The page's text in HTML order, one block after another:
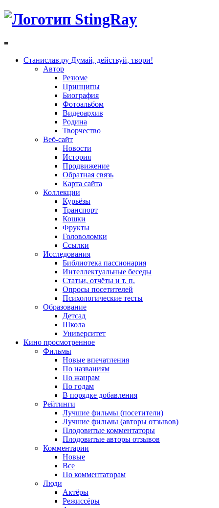
≡
Станислав.ру Думай, действуй, твори!
Автор
Резюме
Принципы
Биография
Фотоальбом
Видеоархив
Родина
Творчество
Веб-сайт
Новости
История
Продвижение
Обратная связь
Карта сайта
Коллекции
Курьёзы
Транспорт
Кошки
Фрукты
Головоломки
Ссылки
Исследования
Библиотека пассионария
Интеллектуальные беседы
Статьи, отчёты и т. п.
Опросы посетителей
Психологические тесты
Образование
Детсад
Школа
Университет
Кино просмотренное
Фильмы
Новые впечатления
По названиям
По жанрам
По годам
В порядке добавления
Рейтинги
Лучшие фильмы (посетители)
Лучшие фильмы (авторы отзывов)
Плодовитые комментаторы
Плодовитые авторы отзывов
Комментарии
Новые
Все
По комментаторам
Люди
Актёры
Режиссёры